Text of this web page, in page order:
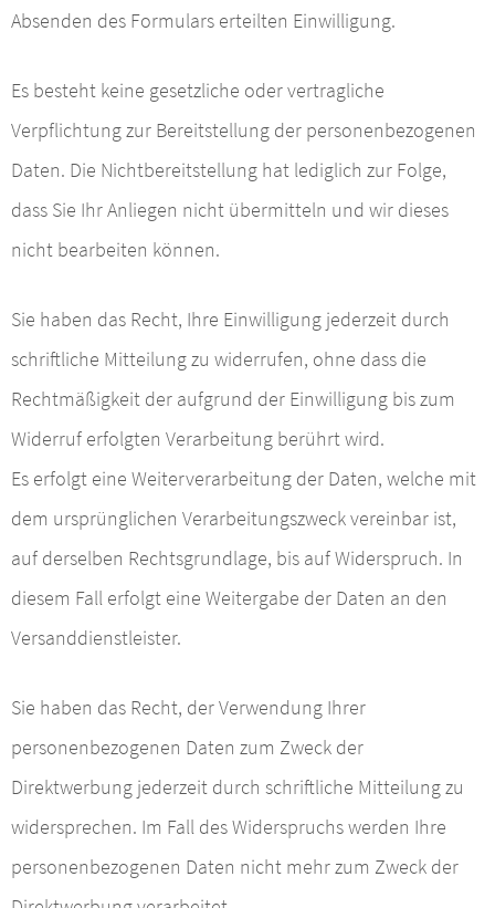
Absenden des Formulars erteilten Einwilligung.
Es besteht keine gesetzliche oder vertragliche
Verpflichtung zur Bereitstellung der personenbezogenen
Daten. Die Nichtbereitstellung hat lediglich zur Folge,
dass Sie Ihr Anliegen nicht übermitteln und wir dieses
nicht bearbeiten können.
Sie haben das Recht, Ihre Einwilligung jederzeit durch
schriftliche Mitteilung zu widerrufen, ohne dass die
Rechtmäßigkeit der aufgrund der Einwilligung bis zum
Widerruf erfolgten Verarbeitung berührt wird.
Es erfolgt eine Weiterverarbeitung der Daten, welche mit
dem ursprünglichen Verarbeitungszweck vereinbar ist,
auf derselben Rechtsgrundlage, bis auf Widerspruch. In
diesem Fall erfolgt eine Weitergabe der Daten an den
Versanddienstleister.
Sie haben das Recht, der Verwendung Ihrer
personenbezogenen Daten zum Zweck der
Direktwerbung jederzeit durch schriftliche Mitteilung zu
widersprechen. Im Fall des Widerspruchs werden Ihre
personenbezogenen Daten nicht mehr zum Zweck der